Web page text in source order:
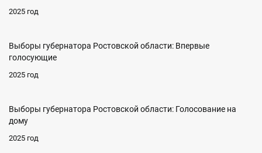
2025 год
Выборы губернатора Ростовской области: Впервые
голосующие
2025 год
Выборы губернатора Ростовской области: Голосование на
дому
2025 год